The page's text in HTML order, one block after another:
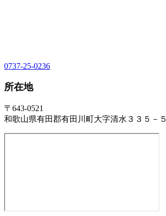
0737-25-0236
所在地
〒643-0521
和歌山県有田郡有田川町大字清水３３５－５